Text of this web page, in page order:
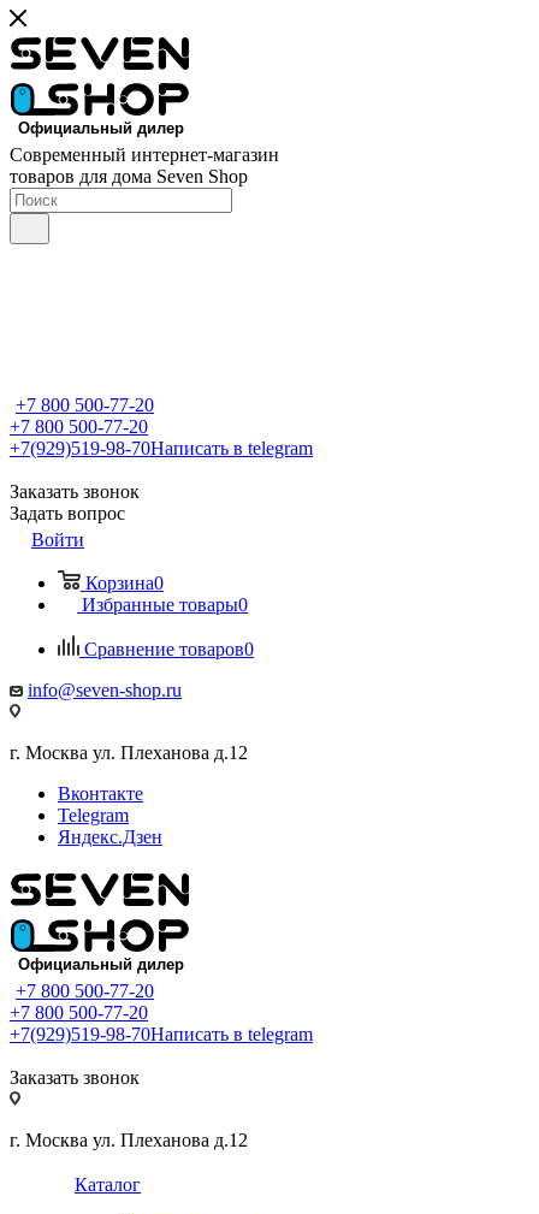
Современный интернет-магазин
товаров для дома Seven Shop
+7 800 500-77-20
+7 800 500-77-20
+7(929)519-98-70Написать в telegram
Заказать звонок
Задать вопрос
Войти
Корзина0
Избранные товары0
Сравнение товаров0
info@seven-shop.ru
г. Москва ул. Плеханова д.12
Вконтакте
Telegram
Яндекс.Дзен
+7 800 500-77-20
+7 800 500-77-20
+7(929)519-98-70Написать в telegram
Заказать звонок
г. Москва ул. Плеханова д.12
Каталог